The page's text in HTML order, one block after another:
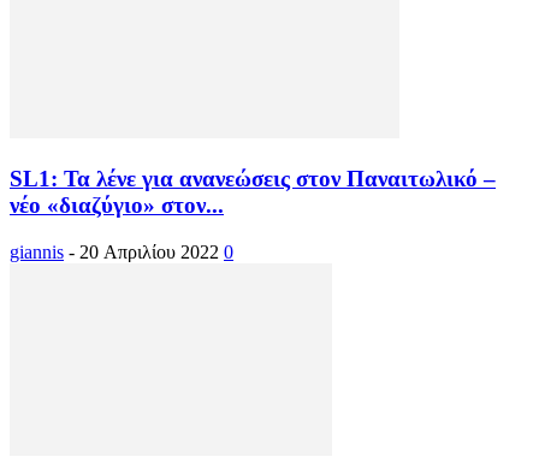
SL1: Τα λένε για ανανεώσεις στον Παναιτωλικό –
νέο «διαζύγιο» στον...
giannis - 20 Απριλίου 2022 0